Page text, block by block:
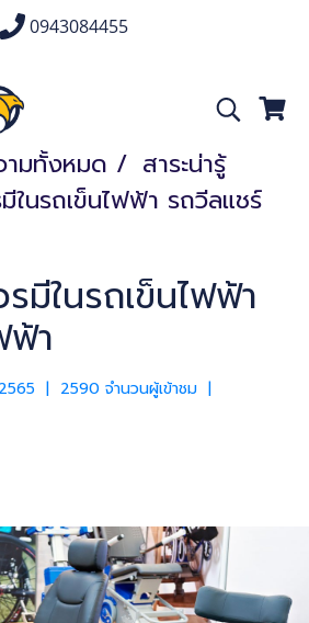
0943084455
มทั้งหมด
สาระน่ารู้
นรถเข็นไฟฟ้า รถวีลแชร์
มีในรถเข็นไฟฟ้า
ฟ้า
| 2590 จำนวนผู้เข้าชม |